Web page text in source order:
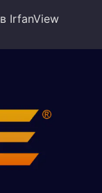
IrfanView